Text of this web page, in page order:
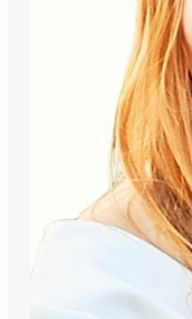
powierzchnia biurowa
3 niezależne pokoje
okablowanie
recepcja z ochroną 24/
monitoring budynku,
miejsce parkingowe w
lokalizacja blisko metra
szybki dojazd do
Biuro na Mokotowie to
poszukujących
lokalizacji z
Zapraszam do